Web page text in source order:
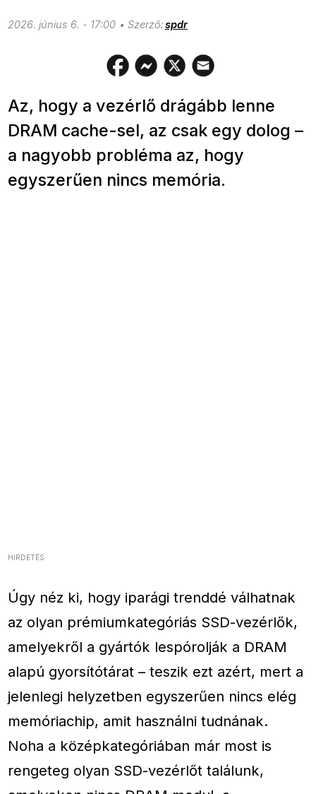
2026. június 6. - 17:00 spdr
Az, hogy a vezérlő drágább lenne
DRAM cache-sel, az csak egy dolog –
a nagyobb probléma az, hogy
egyszerűen nincs memória.
HIRDETÉS
Úgy néz ki, hogy iparági trenddé válhatnak
az olyan prémiumkategóriás SSD-vezérlők,
amelyekről a gyártók lespórolják a DRAM
alapú gyorsítótárat – teszik ezt azért, mert a
jelenlegi helyzetben egyszerűen nincs elég
memóriachip, amit használni tudnának.
Noha a középkategóriában már most is
rengeteg olyan SSD-vezérlőt találunk,